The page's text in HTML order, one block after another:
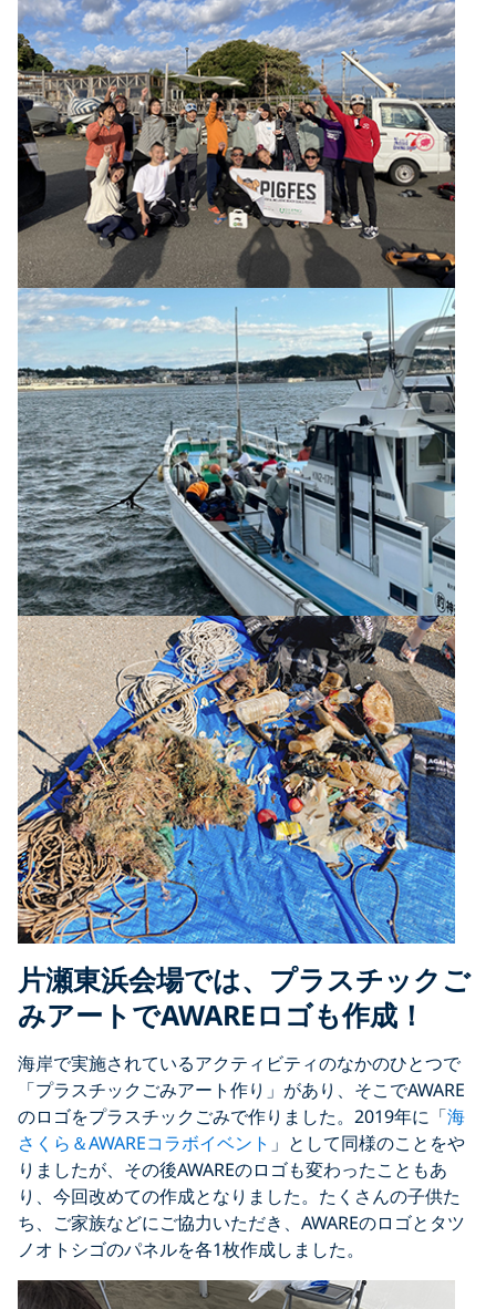
片瀬東浜会場では、プラスチックご
みアートでAWAREロゴも作成！
海岸で実施されているアクティビティのなかのひとつで
「プラスチックごみアート作り」があり、そこでAWARE
のロゴをプラスチックごみで作りました。2019年に「海
さくら＆AWAREコラボイベント 」として同様のことをや
りましたが、その後AWAREのロゴも変わったこともあ
り、今回改めての作成となりました。たくさんの子供た
ち、ご家族などにご協力いただき、AWAREのロゴとタツ
ノオトシゴのパネルを各1枚作成しました。